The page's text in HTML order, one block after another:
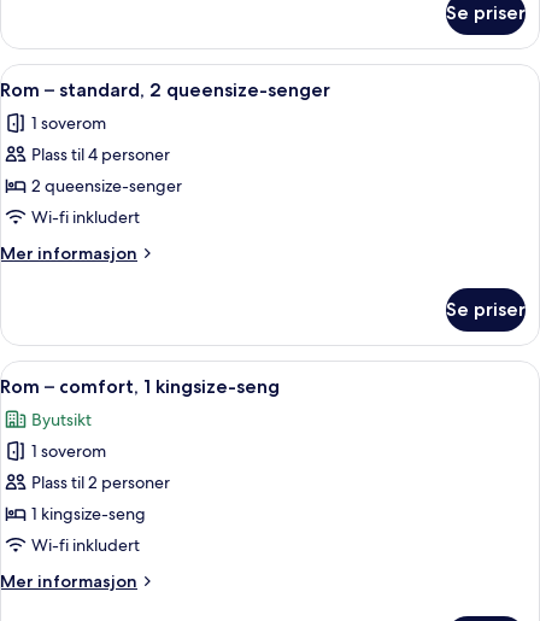
seng
–
standard,
1
seng
Se priser
Åpne
alle
bildene
av
Rom
–
standard,
2
senger
Rom – standard, 2 queensize-
4
Rom – standard, 2 queensize-senger
1 soverom
Plass til 4 personer
2 queensize-senger
Wi-fi inkludert
Mer informasjon
Mer
–
standard,
2
senger
Se priser
Åpne
alle
bildene
av
Rom
–
comfort,
kingsize-
Rom – comfort, 1 kingsize-seng |
4
Rom – comfort, 1 kingsize-seng
Byutsikt
1 soverom
Plass til 2 personer
1 kingsize-seng
Wi-fi inkludert
Mer informasjon
Mer